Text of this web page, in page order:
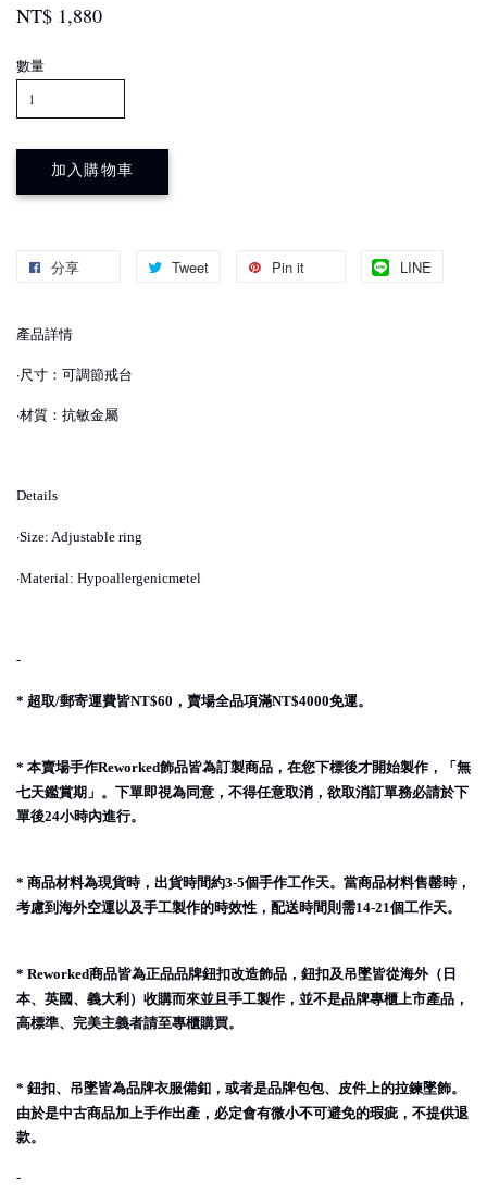
NT$ 1,880
數量
加入購物車
分享 Tweet Pin it LINE
產品詳情
·尺寸：可調節戒台
·材質：抗敏金屬
Details
·Size: Adjustable ring
·Material: Hypoallergenicmetel
-
* 超取/郵寄運費皆NT$60 ，賣場全品項滿NT$4000免運。
* 本賣場手作Reworked飾品皆為訂製商品，在您下標後才開始製作，「無
七天鑑賞期」。下單即視為同意，不得任意取消，欲取消訂單務必請於下
單後24小時內進行。
* 商品材料為現貨時，出貨時間約3-5個手作工作天。當商品材料售罄時，
考慮到海外空運以及手工製作的時效性，配送時間則需14-21個工作天。
* Reworked商品皆為正品品牌鈕扣改造飾品，鈕扣及吊墜皆從海外（日
本、英國、義大利）收購而來並且手工製作，並不是品牌專櫃上市產品，
高標準、完美主義者請至專櫃購買。
* 鈕扣、吊墜皆為品牌衣服備釦，或者是品牌包包、皮件上的拉鍊墜飾。
由於是中古商品加上手作出產，必定會有微小不可避免的瑕疵，不提供退
款。
-